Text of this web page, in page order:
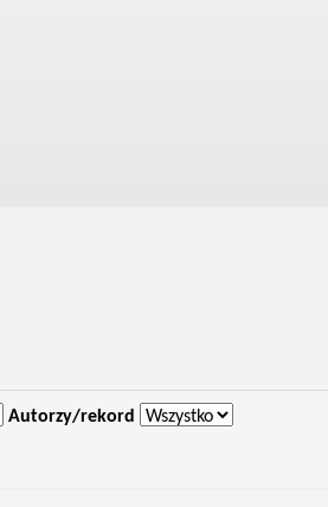
Autorzy/rekord